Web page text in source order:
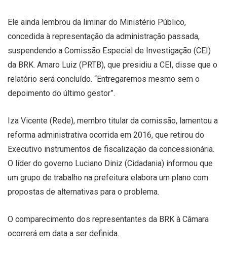
Ele ainda lembrou da liminar do Ministério Público,
concedida à representação da administração passada,
suspendendo a Comissão Especial de Investigação (CEI)
da BRK. Amaro Luiz (PRTB), que presidiu a CEI, disse que o
relatório será concluído. “Entregaremos mesmo sem o
depoimento do último gestor”.
Iza Vicente (Rede), membro titular da comissão, lamentou a
reforma administrativa ocorrida em 2016, que retirou do
Executivo instrumentos de fiscalização da concessionária.
O líder do governo Luciano Diniz (Cidadania) informou que
um grupo de trabalho na prefeitura elabora um plano com
propostas de alternativas para o problema.
O comparecimento dos representantes da BRK à Câmara
ocorrerá em data a ser definida.